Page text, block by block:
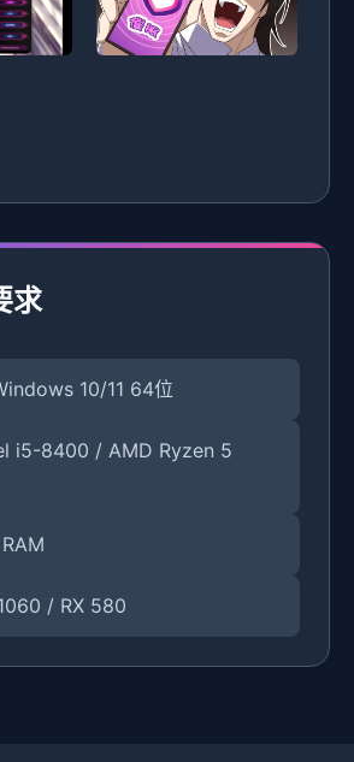
求
10/11 64位
i5-8400 / AMD Ryzen 5
/ RX 580